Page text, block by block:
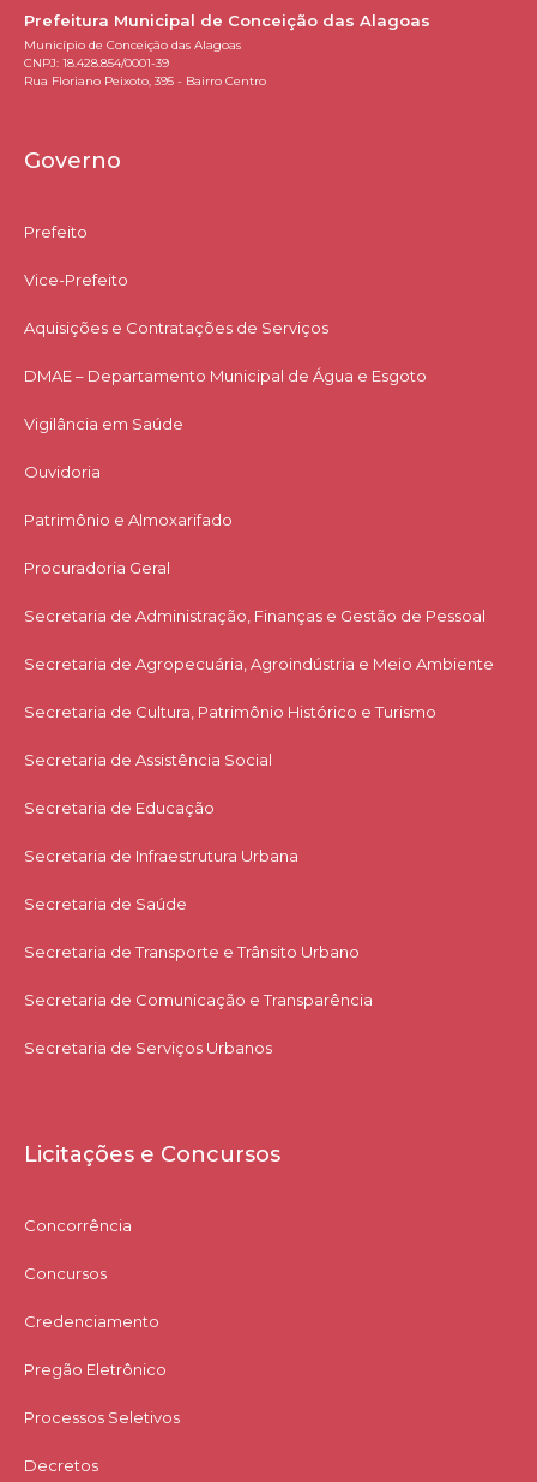
Prefeitura Municipal de Conceição das Alagoas
Município de Conceição das Alagoas
CNPJ: 18.428.854/0001-39
Rua Floriano Peixoto, 395 - Bairro Centro
Governo
Prefeito
Vice-Prefeito
Aquisições e Contratações de Serviços​
DMAE – Departamento Municipal de Água e Esgoto
Vigilância em Saúde
Ouvidoria
Patrimônio e Almoxarifado
Procuradoria Geral
Secretaria de Administração, Finanças e Gestão de Pessoal
Secretaria de Agropecuária, Agroindústria e Meio Ambiente
Secretaria de Cultura, Patrimônio Histórico e Turismo
Secretaria de Assistência Social
Secretaria de Educação
Secretaria de Infraestrutura Urbana
Secretaria de Saúde
Secretaria de Transporte e Trânsito Urbano
Secretaria de Comunicação e Transparência
Secretaria de Serviços Urbanos
Licitações e Concursos
Concorrência
Concursos
Credenciamento
Pregão Eletrônico
Processos Seletivos
Decretos